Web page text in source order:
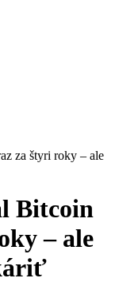
za štyri roky – ale
Bitcoin
– ale